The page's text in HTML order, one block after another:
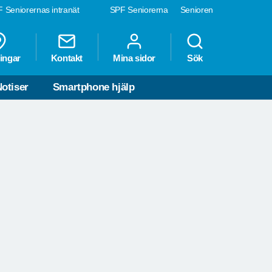
SPF Seniorerna Senioren
Seniorernas intranät
Kontakt Mina sidor Sök
Smartphone hjälp